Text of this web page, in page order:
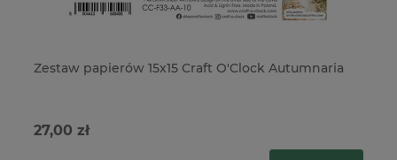
Zestaw papierów 15x15 Craft O'Clock Autumnaria
27,00 zł